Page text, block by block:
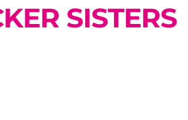
SISTERS